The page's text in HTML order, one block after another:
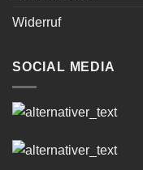
Widerruf
SOCIAL MEDIA